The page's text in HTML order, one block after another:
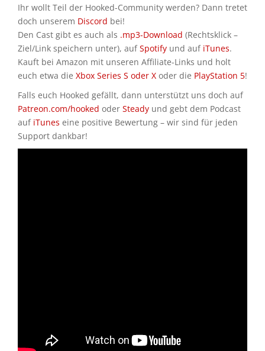
Ihr wollt Teil der Hooked-Community werden? Dann tretet
doch unserem Discord bei!
Den Cast gibt es auch als .mp3-Download (Rechtsklick –
Ziel/Link speichern unter), aufSpotify und auf iTunes.
Kauft bei Amazon mit unseren Affiliate-Links und holt
euch etwa die Xbox Series S oder X oder die PlayStation 5!
Falls euch Hooked gefällt, dann unterstützt uns doch auf
Patreon.com/hooked oder Steady und gebt dem Podcast
auf iTunes eine positive Bewertung – wir sind für jeden
Support dankbar!